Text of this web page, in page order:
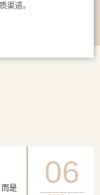
渠道。
是
06